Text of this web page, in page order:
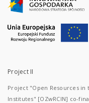
Project II
Project "Open Resources
Institutes" [OZwRCIN] co-